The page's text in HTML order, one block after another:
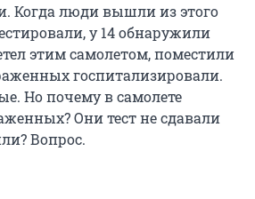
Когда люди вышли из этого
у 14 обнаружили
этим самолетом, поместили
госпитализировали.
Но почему в самолете
Они тест не сдавали
Вопрос.